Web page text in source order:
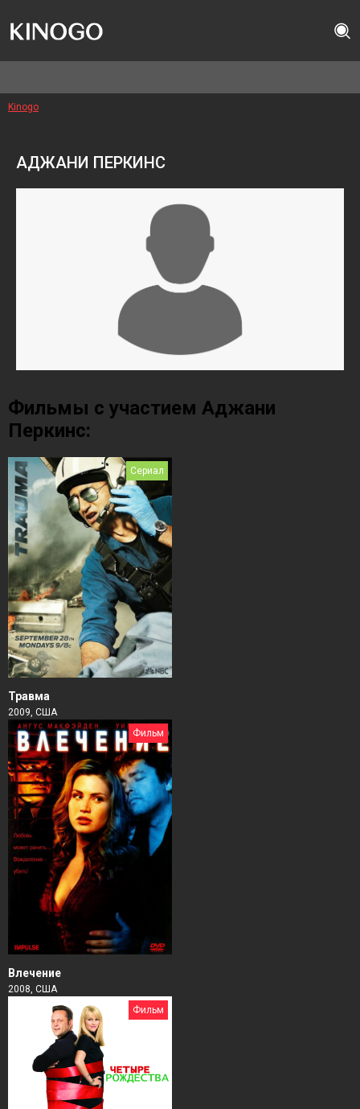
Kinogo
АДЖАНИ ПЕРКИНС
Фильмы с участием Аджани
Перкинс:
Сериал
Травма
2009, США
Фильм
Влечение
2008, США
Фильм